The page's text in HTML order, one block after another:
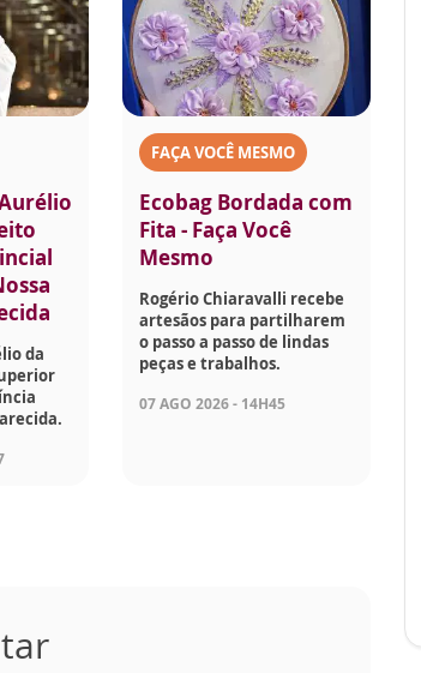
da
FAÇA VOCÊ MESMO
Ecobag Bordada com
Fita - Faça Você
Mesmo
Rogério Chiaravalli recebe
artesãos para partilharem
o passo a passo de lindas
peças e trabalhos.
07 AGO 2026 - 14H45